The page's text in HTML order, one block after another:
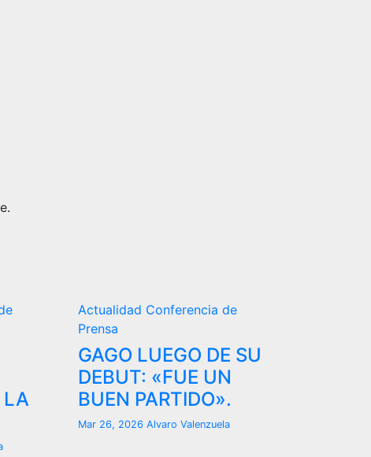
LA
Actualidad Conferencia de
Prensa
GAGO LUEGO DE SU
DEBUT: «FUE UN
BUEN PARTIDO».
Mar 26, 2026 Alvaro Valenzuela